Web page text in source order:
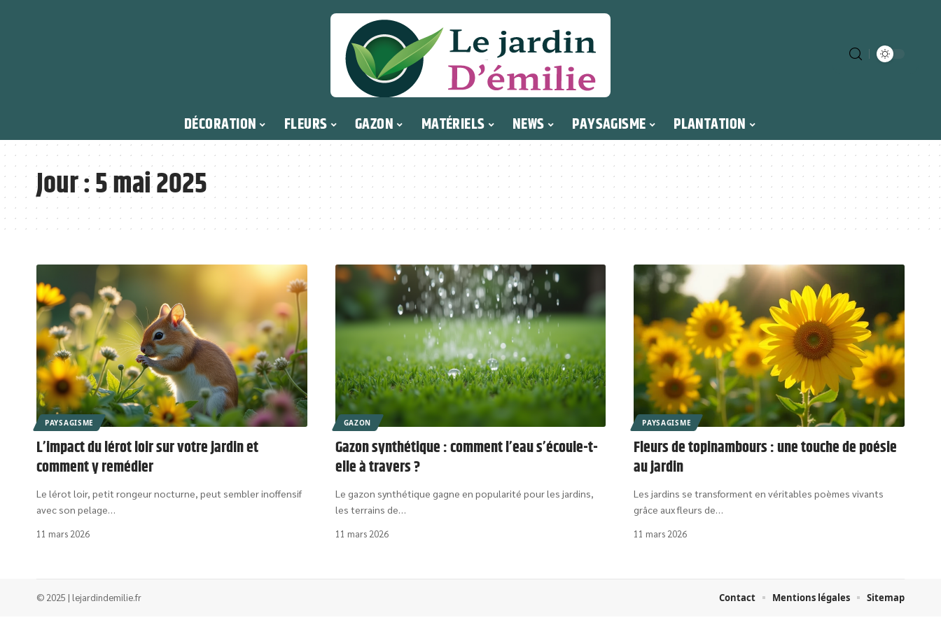
DÉCORATION FLEURS GAZON MATÉRIELS NEWS PAYSAGISME PLANTATION
Jour :5 mai 2025
PAYSAGISME
L’impact du lérot loir sur votre jardin et
comment y remédier
Le lérot loir, petit rongeur nocturne, peut sembler inoffensif
avec son pelage…
11 mars 2026
GAZON
Gazon synthétique : comment l’eau s’écoule-t-
elle à travers ?
Le gazon synthétique gagne en popularité pour les jardins,
les terrains de…
11 mars 2026
PAYSAGISME
Fleurs de topinambours : une touche de poésie
au jardin
Les jardins se transforment en véritables poèmes vivants
grâce aux fleurs de…
11 mars 2026
© 2025 | lejardindemilie.fr Contact Mentions légales Sitemap